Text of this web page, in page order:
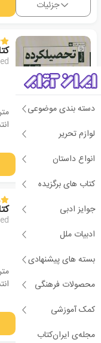
دسته بندی موضوعی
لوازم تحریر
انواع داستان
کتاب های برگزیده
جوایز ادبی
ادبیات ملل
بسته های پیشنهادی
محصولات فرهنگی
کمک آموزشی
مجله‌ی ایران‌کتاب
جزئیات
جزئیات
2